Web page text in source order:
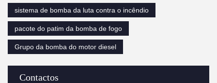
Contactos
sistema de bomba da luta contra o incêndio
pacote do patim da bomba de fogo
Grupo da bomba do motor diesel